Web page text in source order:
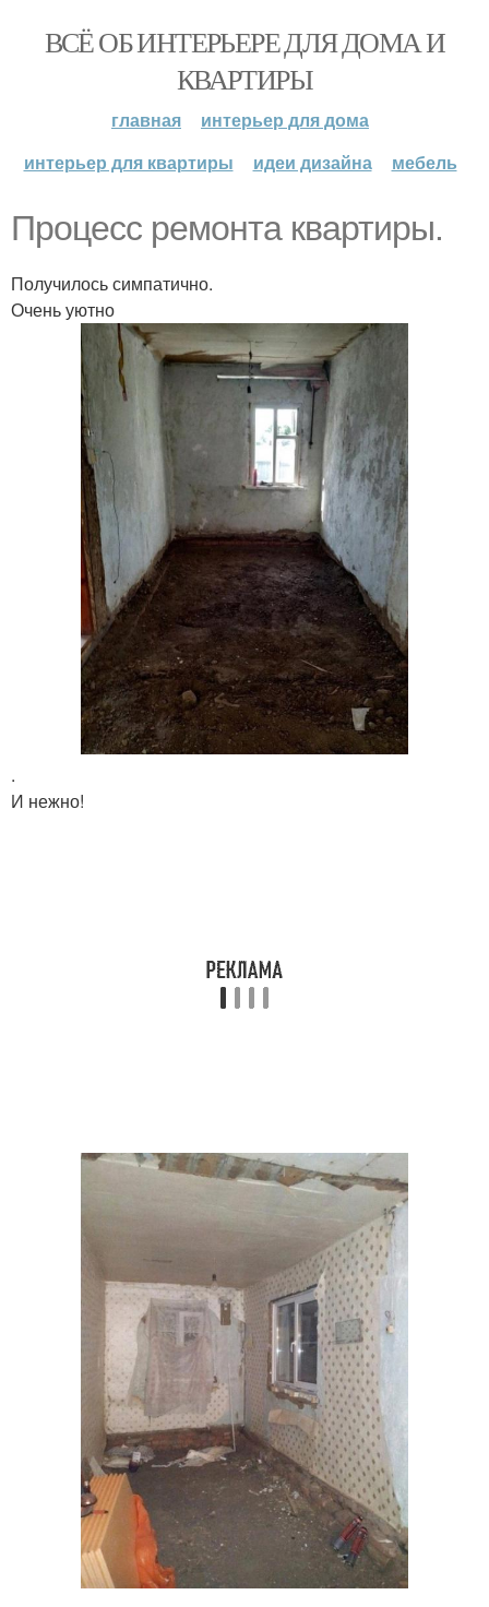
ВСЁ ОБ ИНТЕРЬЕРЕ ДЛЯ ДОМА И
КВАРТИРЫ
главная
интерьер для дома
интерьер для квартиры
идеи дизайна мебель
Процесс ремонта квартиры.
Получилось симпатично.
Очень уютно
.
И нежно!